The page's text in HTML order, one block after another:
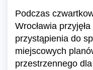
Podczas
Wrocławia
przystąpienia do
miejscowych
przestrzennego